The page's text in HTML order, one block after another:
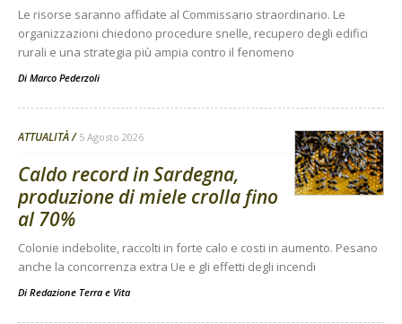
Le risorse saranno affidate al Commissario straordinario. Le
organizzazioni chiedono procedure snelle, recupero degli edifici
rurali e una strategia più ampia contro il fenomeno
Di Marco Pederzoli
ATTUALITÀ 5 Agosto 2026
Caldo record in Sardegna,
produzione di miele crolla fino
al 70%
Colonie indebolite, raccolti in forte calo e costi in aumento. Pesano
anche la concorrenza extra Ue e gli effetti degli incendi
Di Redazione Terra e Vita